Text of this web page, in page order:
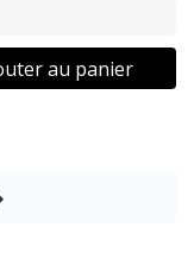
au panier